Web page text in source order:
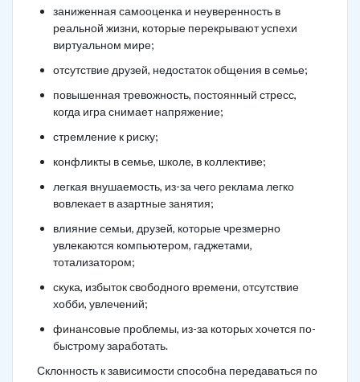
заниженная самооценка и неуверенность в
реальной жизни, которые перекрывают успехи
виртуальном мире;
отсутствие друзей, недостаток общения в семье;
повышенная тревожность, постоянный стресс,
когда игра снимает напряжение;
стремление к риску;
конфликты в семье, школе, в коллективе;
легкая внушаемость, из-за чего реклама легко
вовлекает в азартные занятия;
влияние семьи, друзей, которые чрезмерно
увлекаются компьютером, гаджетами,
тотализатором;
скука, избыток свободного времени, отсутствие
хобби, увлечений;
финансовые проблемы, из-за которых хочется по-
быстрому заработать.
Склонность к зависимости способна передаваться по